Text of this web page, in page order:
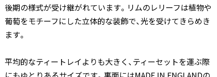
後期の様式が受け継がれています。リムのレリーフは植物や
葡萄をモチーフにした立体的な装飾で、光を受けてきらめき
ます。
平均的なティートレイよりも大きく、ティーセットを運ぶ際